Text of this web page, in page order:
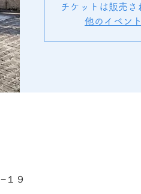
チケットは販売さ
他のイベン
１９